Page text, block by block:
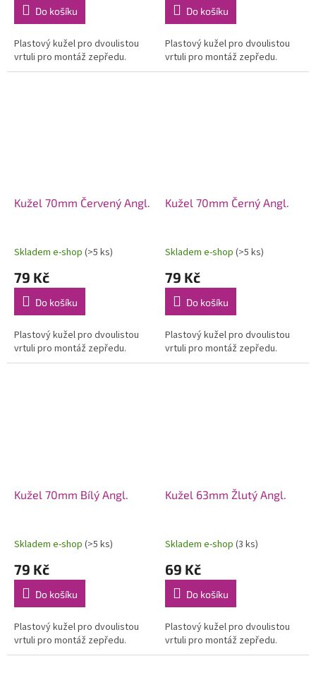
Do košíku
Plastový kužel pro dvoulistou
vrtuli pro montáž zepředu.
Do košíku
Plastový kužel pro dvoulistou
vrtuli pro montáž zepředu.
Kužel 70mm Červený Angl.
Skladem e-shop (>5 ks)
79 Kč
Do košíku
Plastový kužel pro dvoulistou
vrtuli pro montáž zepředu.
Kužel 70mm Černý Angl.
Skladem e-shop (>5 ks)
79 Kč
Do košíku
Plastový kužel pro dvoulistou
vrtuli pro montáž zepředu.
Kužel 70mm Bílý Angl.
Skladem e-shop (>5 ks)
79 Kč
Do košíku
Plastový kužel pro dvoulistou
vrtuli pro montáž zepředu.
Kužel 63mm Žlutý Angl.
Skladem e-shop (3 ks)
69 Kč
Do košíku
Plastový kužel pro dvoulistou
vrtuli pro montáž zepředu.